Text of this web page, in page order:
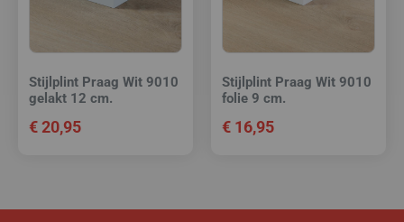
Stijlplint Praag Wit 9010
gelakt 12 cm.
€20,95
Stijlplint Praag Wit 9010
folie 9 cm.
€ 16,95